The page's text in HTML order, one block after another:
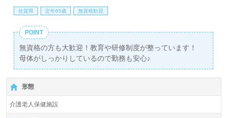
佐賀県 定年65歳 無資格歓迎
POINT
無資格の方も大歓迎！教育や研修制度が整っています！
母体がしっかりしているので勤務も安心♪
形態
介護老人保健施設